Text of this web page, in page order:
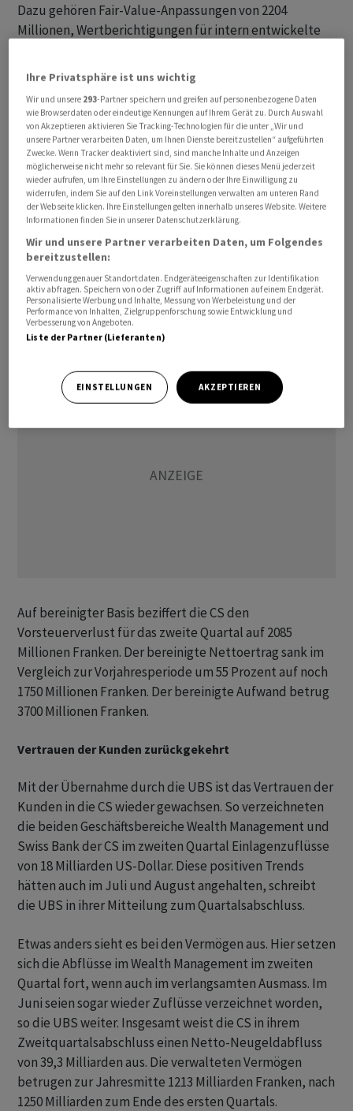
Dazu gehören Fair-Value-Anpassungen von 2204
Millionen, Wertberichtigungen für intern entwickelte
Millionen sowie ein übernahmebezogener
Vergütungsaufwand von 240 Millionen.
Im zweiten Quartal wurden zudem weitere
Rückstellungen für Rechtsstreitigkeiten in Höhe von
1,3 Milliarden gebildet.
Die Fair-Value-Anpassungen würden Änderungen bei
den Ausstiegsstrategien und den Hauptmärkten, eine
Angleichung an UBS-Richtlinien, Bilanz-
Umklassifizierungen sowie bestimmte spezifische
Beteiligungswertberichtigungen und
Absichtsänderungen in Verbindung mit den Plänen und
Absichten von UBS für die zugrunde liegenden
Positionen oder Portfolios spiegeln, so die Mitteilung.
Auf bereinigter Basis beziffert die CS den
Vorsteuerverlust für das zweite Quartal auf 2085
Millionen Franken. Der bereinigte Nettoertrag sank im
Vergleich zur Vorjahresperiode um 55 Prozent auf noch
1750 Millionen Franken. Der bereinigte Aufwand betrug
3700 Millionen Franken.
Vertrauen der Kunden zurückgekehrt
Mit der Übernahme durch die UBS ist das Vertrauen der
Kunden in die CS wieder gewachsen. So verzeichneten
die beiden Geschäftsbereiche Wealth Management und
Swiss Bank der CS im zweiten Quartal Einlagenzuflüsse
von 18 Milliarden US-Dollar. Diese positiven Trends
hätten auch im Juli und August angehalten, schreibt
die UBS in ihrer Mitteilung zum Quartalsabschluss.
Etwas anders sieht es bei den Vermögen aus. Hier setzen
sich die Abflüsse im Wealth Management im zweiten
Quartal fort, wenn auch im verlangsamten Ausmass. Im
Juni seien sogar wieder Zuflüsse verzeichnet worden,
so die UBS weiter. Insgesamt weist die CS in ihrem
Zweitquartalsabschluss einen Netto-Neugeldabfluss
von 39,3 Milliarden aus. Die verwalteten Vermögen
betrugen zur Jahresmitte 1213 Milliarden Franken, nach
1250 Milliarden zum Ende des ersten Quartals.
Ihre Privatsphäre ist uns wichtig
Wir und unsere 293-Partner speichern und greifen auf personenbezogene Daten
wie Browserdaten oder eindeutige Kennungen auf Ihrem Gerät zu. Durch Auswahl
von Akzeptieren aktivieren Sie Tracking-Technologien für die unter „Wir und
unsere Partner verarbeiten Daten, um Ihnen Dienste bereitzustellen“ aufgeführten
Zwecke. Wenn Tracker deaktiviert sind, sind manche Inhalte und Anzeigen
möglicherweise nicht mehr so relevant für Sie. Sie können dieses Menü jederzeit
wieder aufrufen, um Ihre Einstellungen zu ändern oder Ihre Einwilligung zu
widerrufen, indem Sie auf den Link Voreinstellungen verwalten am unteren Rand
der Webseite klicken. Ihre Einstellungen gelten innerhalb unseres Website. Weitere
Informationen finden Sie in unserer Datenschutzerklärung.
Wir und unsere Partner verarbeiten Daten, um Folgendes
bereitzustellen:
Verwendung genauer Standortdaten. Endgeräteeigenschaften zur Identifikation
aktiv abfragen. Speichern von oder Zugriff auf Informationen auf einem Endgerät.
Personalisierte Werbung und Inhalte, Messung von Werbeleistung und der
Performance von Inhalten, Zielgruppenforschung sowie Entwicklung und
Verbesserung von Angeboten.
Liste der Partner (Lieferanten)
EINSTELLUNGEN AKZEPTIEREN